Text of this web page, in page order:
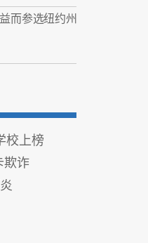
而参选纽约州
校上榜
欺诈